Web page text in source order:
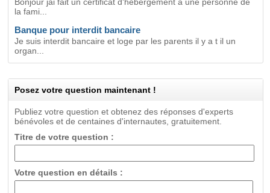
la fami...
Banque pour interdit bancaire
Je suis interdit bancaire et loge par les parents il y a t il un
organ...
Posez votre question maintenant !
Publiez votre question et obtenez des réponses d'experts
bénévoles et de centaines d'internautes, gratuitement.
Titre de votre question :
Votre question en détails :